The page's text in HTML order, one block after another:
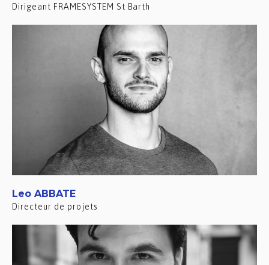
Dirigeant FRAMESYSTEM St Barth
Leo ABBATE
Directeur de projets